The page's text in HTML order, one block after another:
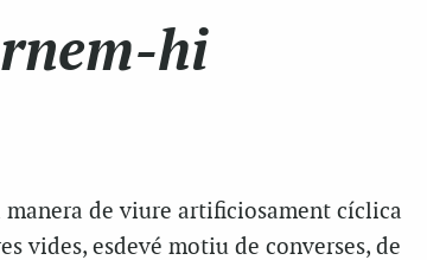
hi
manera de viure artificiosament cíclica
vides, esdevé motiu de converses, de